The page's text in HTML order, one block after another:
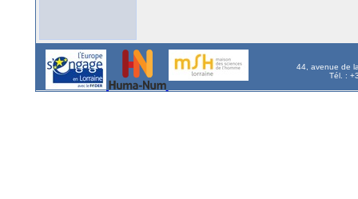
44, avenue de
Tél. :